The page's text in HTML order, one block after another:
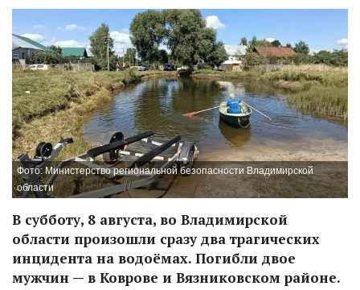
Фото: Министерство региональной безопасности Владимирской
области
В субботу, 8 августа, во Владимирской
области произошли сразу два трагических
инцидента на водоёмах. Погибли двое
мужчин — в Коврове и Вязниковском районе.